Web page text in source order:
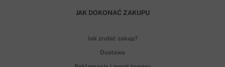
JAK DOKONAĆ ZAKUPU
Jak zrobić zakup?
Dostawa